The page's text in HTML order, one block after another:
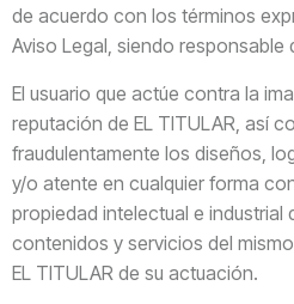
de acuerdo con los términos
Aviso Legal, siendo responsable
El usuario que actúe contra la
reputación de EL TITULAR, así
fraudulentamente los diseños,
y/o atente en cualquier forma
propiedad intelectual e industrial
contenidos y servicios del
EL TITULAR de su actuación.